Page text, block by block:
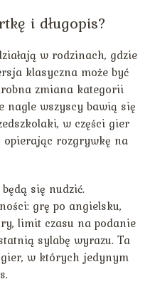
i długopis?
w rodzinach, gdzie
klasyczna może być
zmiana kategorii
nagle wszyscy bawią się
w części gier
opierając rozgrywkę na
się nudzić.
grę po angielsku,
limit czasu na podanie
sylabę wyrazu. Ta
w których jedynym